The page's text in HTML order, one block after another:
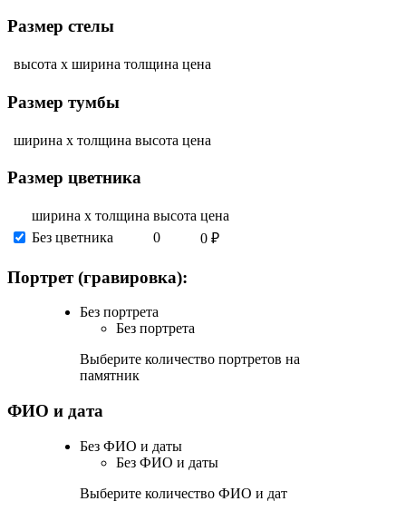
Размер стелы
высота х ширина толщина цена
Размер тумбы
ширина х толщина высота цена
Размер цветника
ширина х толщина высота цена
Без цветника
0 0 ₽
Портрет (гравировка):
Без портрета
Без портрета
Выберите количество портретов на
памятник
ФИО и дата
Без ФИО и даты
Без ФИО и даты
Выберите количество ФИО и дат